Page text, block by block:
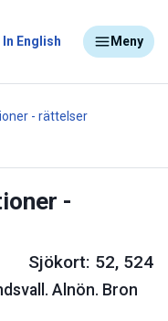
In English Meny
- rättelser
-
Sjökort: 52, 524
Alnön. Bron